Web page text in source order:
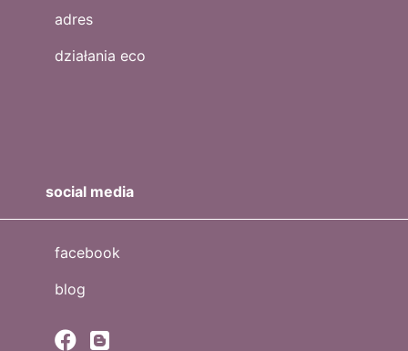
adres
działania eco
social media
facebook
blog